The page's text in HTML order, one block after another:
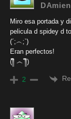
DAmien
Miro esa portada y
pelicula d spidey d
(´;︵;`)
Eran perfectos!
(༎ຶ ෴ ༎ຶ)
2